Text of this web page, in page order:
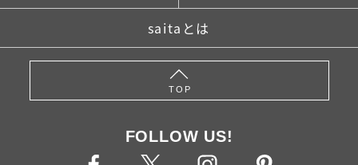
saitaとは
TOP
FOLLOW US!